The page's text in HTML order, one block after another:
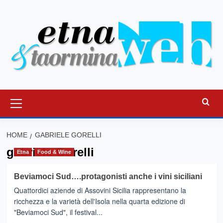
principale
HOME GABRIELE GORELLI
gabriele Gorelli
Etna Food & Wine
Beviamoci Sud….protagonisti anche i vini siciliani
Quattordici aziende di Assovini Sicilia rappresentano la
ricchezza e la varietà dell'Isola nella quarta edizione di
"Beviamoci Sud", il festival...